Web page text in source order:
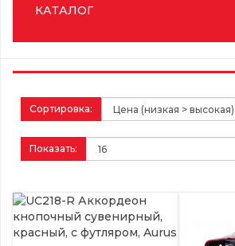
КАТАЛОГ
Сортировка:
Показать: